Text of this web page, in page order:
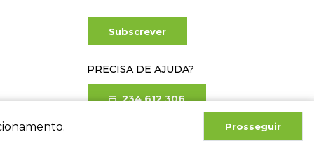
Prosseguir
Subscrever
PRECISA DE AJUDA?
234 612 306